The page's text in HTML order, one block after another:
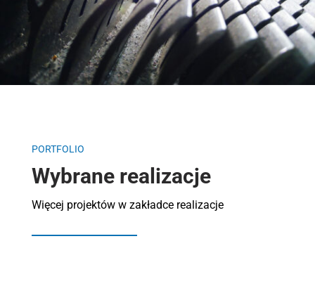
PORTFOLIO
Wybrane realizacje
Więcej projektów w zakładce realizacje